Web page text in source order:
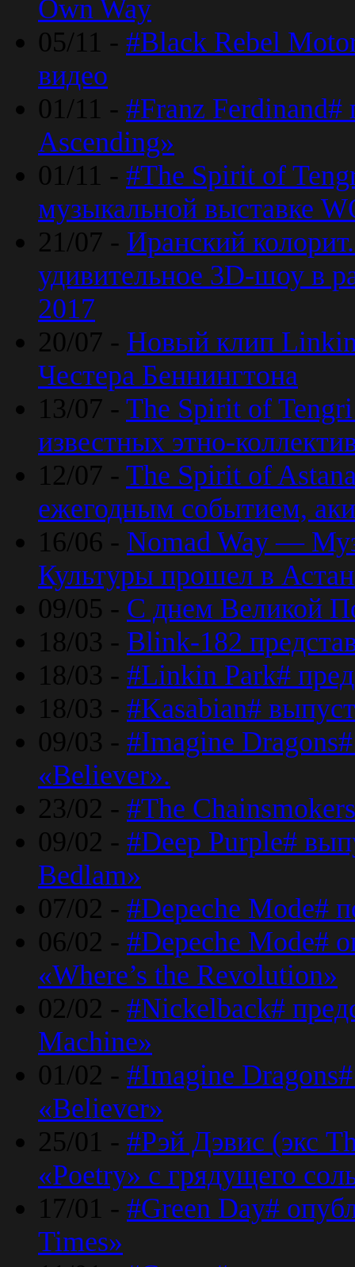
Own Way
05/11 - #Black Rebel
видео
01/11 - #Franz Ferdinand#
Ascending»
01/11 - #The Spirit of
музыкальной выставке
21/07 - Иранский
удивительное 3D-шоу в
2017
20/07 - Новый клип Linkin
Честера Беннингтона
13/07 - The Spirit of Tengri
известных этно-
12/07 - The Spirit of
ежегодным событием,
16/06 - Nomad Way —
Культуры прошел в
09/05 - С днем Великой
18/03 - Blink-182
18/03 - #Linkin Park#
18/03 - #Kasabian#
09/03 - #Imagine
«Believer».
23/02 - #The
09/02 - #Deep Purple#
Bedlam»
07/02 - #Depeche Mode#
06/02 - #Depeche Mode#
«Where’s the Revolution»
02/02 - #Nickelback#
Machine»
01/02 - #Imagine
«Believer»
25/01 - #Рэй Дэвис (экс
«Poetry» с грядущего
17/01 - #Green Day#
Times»